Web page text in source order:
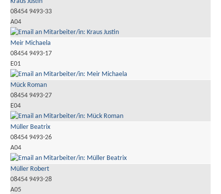
08454 9493-33
A04
Meir Michaela
08454 9493-17
E01
Mück Roman
08454 9493-27
E04
Müller Beatrix
08454 9493-26
A04
Müller Robert
08454 9493-28
A05